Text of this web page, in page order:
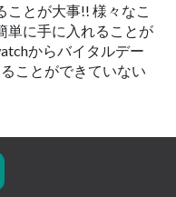
ことが大事!! 様々なこ
単に手に入れることが
からバイタルデー
ことができていない